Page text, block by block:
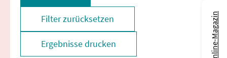
Filter zurücksetzen
Ergebnisse drucken